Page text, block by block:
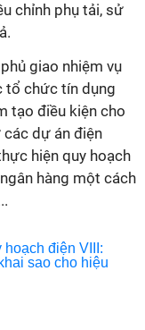
chỉnh phụ tải, sử
giao nhiệm vụ
tổ chức tín dụng
tạo điều kiện cho
các dự án điện
hiện quy hoạch
hàng một cách